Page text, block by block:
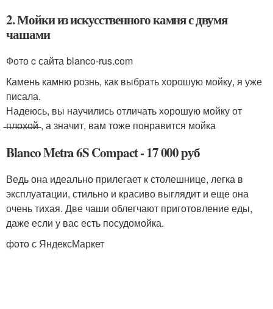
2. Мойки из искусственного камня с двумя
чашами
Фото c сайта blanco-rus.com
Камень камню рознь, как выбрать хорошую мойку, я уже
писала.
Надеюсь, вы научились отличать хорошую мойку от
̶п̶л̶о̶х̶о̶й̶ , а значит, вам тоже понравится мойка
Blanco Metra 6S Compact - 17 000 руб
Ведь она идеально прилегает к столешнице, легка в
эксплуатации, стильно и красиво выглядит и еще она
очень тихая. Две чаши облегчают приготовление еды,
даже если у вас есть посудомойка.
фото с ЯндексМаркет